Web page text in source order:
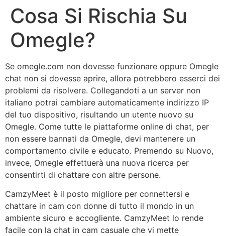
Cosa Si Rischia Su
Omegle?
Se omegle.com non dovesse funzionare oppure Omegle
chat non si dovesse aprire, allora potrebbero esserci dei
problemi da risolvere. Collegandoti a un server non
italiano potrai cambiare automaticamente indirizzo IP
del tuo dispositivo, risultando un utente nuovo su
Omegle. Come tutte le piattaforme online di chat, per
non essere bannati da Omegle, devi mantenere un
comportamento civile e educato. Premendo su Nuovo,
invece, Omegle effettuerà una nuova ricerca per
consentirti di chattare con altre persone.
CamzyMeet è il posto migliore per connettersi e
chattare in cam con donne di tutto il mondo in un
ambiente sicuro e accogliente. CamzyMeet lo rende
facile con la chat in cam casuale che vi mette